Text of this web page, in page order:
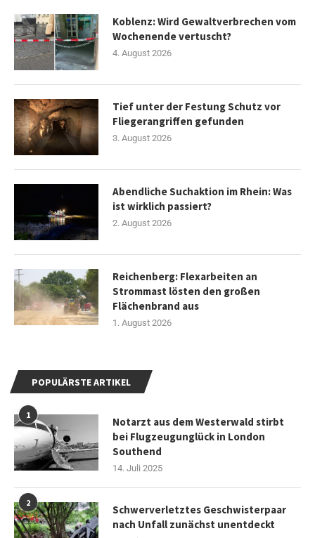
Koblenz: Wird Gewaltverbrechen vom
Wochenende vertuscht?
4. August 2026
Tief unter der Festung Schutz vor
Fliegerangriffen gefunden
3. August 2026
Abendliche Suchaktion im Rhein: Was
ist wirklich passiert?
2. August 2026
Reichenberg: Flexarbeiten an
Strommast lösten den großen
Flächenbrand aus
1. August 2026
POPULÄRSTE ARTIKEL
1
Notarzt aus dem Westerwald stirbt
bei Flugzeugunglück in London
Southend
14. Juli 2025
2
Schwerverletztes Geschwisterpaar
nach Unfall zunächst unentdeckt